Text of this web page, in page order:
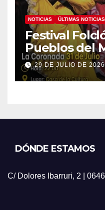
NOTICIAS ÚLTIMAS NOTICIAS
Festival
Pueblos del
29 DE JULIO DE 2026
DÓNDE ESTAMOS
C/ Dolores Ibarruri, 2 |